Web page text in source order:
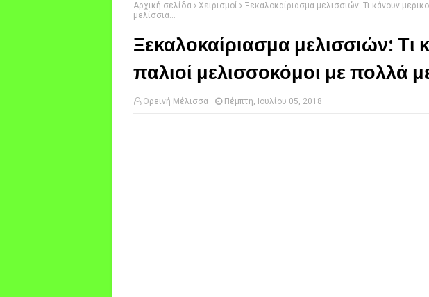
Αρχική σελίδα Χειρισμοί
Ξεκαλοκαίριασμα μελισσιών: Τι κάνουν
μελίσσια...
Ξεκαλοκαίριασμα μελισσιών: Τι
παλιοί μελισσοκόμοι με πολλά
Ορεινή Μέλισσα Πέμπτη, Ιουλίου 05, 2018